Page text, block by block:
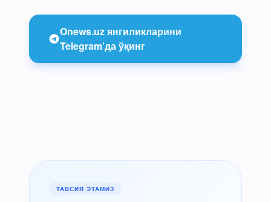
Onews.uz янгиликларини
Telegram’да ўқинг
ТАВСИЯ ЭТАМИЗ